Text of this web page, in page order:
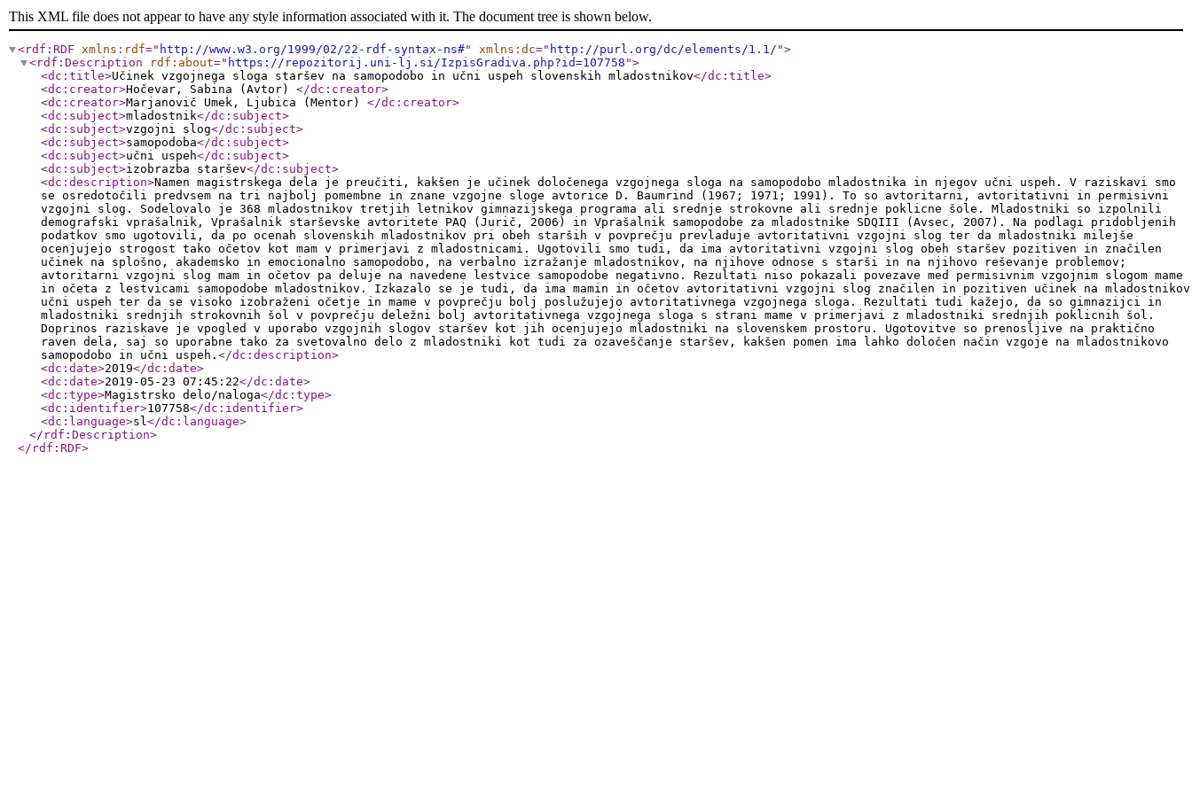
This XML file does not appear to have any style information associated with it. The document tree is shown below.
<rdf:RDF xmlns:rdf=" http://www.w3.org/1999/02/22-rdf-syntax-ns#" xmlns:dc=" http://purl.org/dc/elements/1.1/ ">
<rdf:Description
rdf:about=" https://repozitorij.uni-lj.si/IzpisGradiva.php?id=107758 ">
<dc:title>Učinek vzgojnega sloga staršev na samopodobo in učni uspeh slovenskih mladostnikov</dc:title>
<dc:creator>Hočevar, Sabina (Avtor) </dc:creator>
<dc:creator>Marjanovič Umek, Ljubica (Mentor) </dc:creator>
<dc:subject>mladostnik</dc:subject>
<dc:subject>vzgojni slog</dc:subject>
<dc:subject>samopodoba</dc:subject>
<dc:subject>učni uspeh</dc:subject>
<dc:subject>izobrazba staršev</dc:subject>
<dc:description>Namen magistrskega dela je preučiti, kakšen je učinek določenega vzgojnega sloga na samopodobo mladostnika in njegov učni uspeh. V raziskavi smo
se osredotočili predvsem na tri najbolj pomembne in znane vzgojne sloge avtorice D. Baumrind (1967; 1971; 1991). To so avtoritarni, avtoritativni in permisivni
vzgojni slog. Sodelovalo je 368 mladostnikov tretjih letnikov gimnazijskega programa ali srednje strokovne ali srednje poklicne šole. Mladostniki so izpolnili
demografski vprašalnik, Vprašalnik starševske avtoritete PAQ (Jurič, 2006) in Vprašalnik samopodobe za mladostnike SDQIII (Avsec, 2007). Na podlagi pridobljenih
podatkov smo ugotovili, da po ocenah slovenskih mladostnikov pri obeh starših v povprečju prevladuje avtoritativni vzgojni slog ter da mladostniki milejše
ocenjujejo strogost tako očetov kot mam v primerjavi z mladostnicami. Ugotovili smo tudi, da ima avtoritativni vzgojni slog obeh staršev pozitiven in značilen
učinek na splošno, akademsko in emocionalno samopodobo, na verbalno izražanje mladostnikov, na njihove odnose s starši in na njihovo reševanje problemov;
avtoritarni vzgojni slog mam in očetov pa deluje na navedene lestvice samopodobe negativno. Rezultati niso pokazali povezave med permisivnim vzgojnim slogom mame
in očeta z lestvicami samopodobe mladostnikov. Izkazalo se je tudi, da ima mamin in očetov avtoritativni vzgojni slog značilen in pozitiven učinek na mladostnikov
učni uspeh ter da se visoko izobraženi očetje in mame v povprečju bolj poslužujejo avtoritativnega vzgojnega sloga. Rezultati tudi kažejo, da so gimnazijci in
mladostniki srednjih strokovnih šol v povprečju deležni bolj avtoritativnega vzgojnega sloga s strani mame v primerjavi z mladostniki srednjih poklicnih šol.
Doprinos raziskave je vpogled v uporabo vzgojnih slogov staršev kot jih ocenjujejo mladostniki na slovenskem prostoru. Ugotovitve so prenosljive na praktično
raven dela, saj so uporabne tako za svetovalno delo z mladostniki kot tudi za ozaveščanje staršev, kakšen pomen ima lahko določen način vzgoje na mladostnikovo
samopodobo in učni uspeh. </dc:description>
<dc:date>2019</dc:date>
<dc:date>2019-05-23 07:45:22</dc:date>
<dc:type>Magistrsko delo/naloga</dc:type>
<dc:identifier>107758</dc:identifier>
<dc:language>sl</dc:language>
</rdf:Description>
</rdf:RDF>